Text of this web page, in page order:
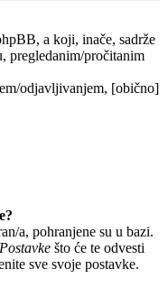
a koji, inače, sadrže
pregledanim/pročitanim
odjavljivanjem, [obično]
a, pohranjene su u bazi.
što će te odvesti
sve svoje postavke.